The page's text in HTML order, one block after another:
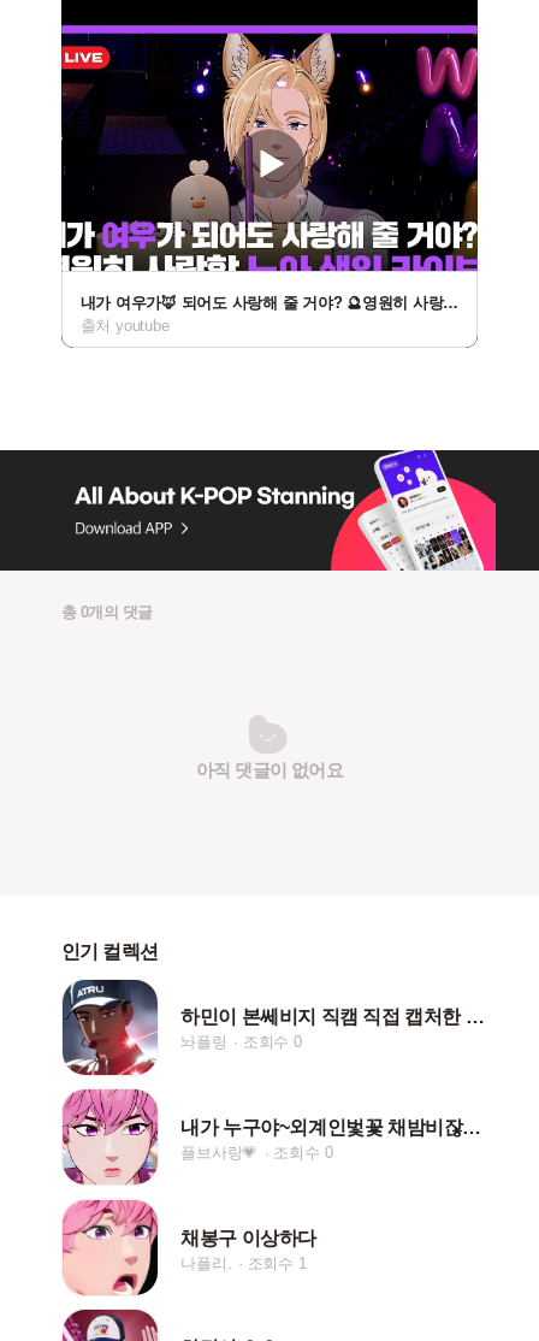
내가 여우가🦊 되어도 사랑해 줄 거야? 🔮영원히 사랑할 노아 생일 라이브💜 | #플레이브 PLAVE | PLAVE NOAH Birthday Live Full Ver.
출처 youtube
총 0개의 댓글
아직 댓글이 없어요
인기 컬렉션
하민이 본쎄비지 직캠 직접 캡처한 짤(+보정)
놔플링 조회수 0
내가 누구야~외계인벛꽃 채밤비잖아~🌸🌸🌸🌸🌸💗💗🫶
플브사랑💗 조회수 0
채봉구 이상하다
나플리. 조회수 1